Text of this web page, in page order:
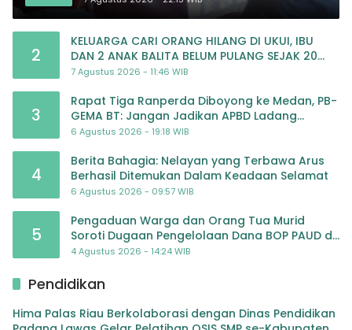
2
KELUARGA CARI ORANG HILANG DI UKUI, IBU
DAN 2 ANAK BALITA BELUM PULANG SEJAK 20
JULI 2026
7 Agustus 2026 - 11:46 WIB
3
Rapat Tiga Ranperda Diboyong ke Medan, PB-
GEMA BT: Jangan Jadikan APBD Ladang
Pembiayaan yang Tak Perlu
6 Agustus 2026 - 19:18 WIB
4
Berita Bahagia: Nelayan yang Terbawa Arus
Berhasil Ditemukan Dalam Keadaan Selamat
6 Agustus 2026 - 09:57 WIB
5
Pengaduan Warga dan Orang Tua Murid
Soroti Dugaan Pengelolaan Dana BOP PAUD di
TK Al-Ikhlas Tapanuli Selatan
4 Agustus 2026 - 14:24 WIB
Pendidikan
Hima Palas Riau Berkolaborasi dengan Dinas Pendidikan